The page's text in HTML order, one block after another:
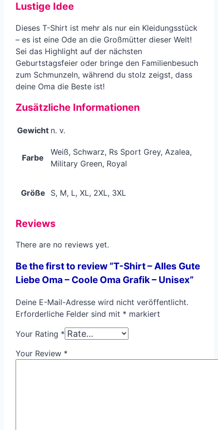
Lustige Idee
Dieses T-Shirt ist mehr als nur ein Kleidungsstück
– es ist eine Ode an die Großmütter dieser Welt!
Sei das Highlight auf der nächsten
Geburtstagsfeier oder bringe den Familienbesuch
zum Schmunzeln, während du stolz zeigst, dass
deine Oma die Beste ist!
Zusätzliche Informationen
Gewicht n. v.
Farbe
Weiß, Schwarz, Rs Sport Grey, Azalea,
Military Green, Royal
Größe S, M, L, XL, 2XL, 3XL
Reviews
There are no reviews yet.
Be the first to review “T-Shirt – Alles Gute
Liebe Oma – Coole Oma Grafik – Unisex”
Deine E-Mail-Adresse wird nicht veröffentlicht.
Erforderliche Felder sind mit * markiert
Your Rating *
Your Review *